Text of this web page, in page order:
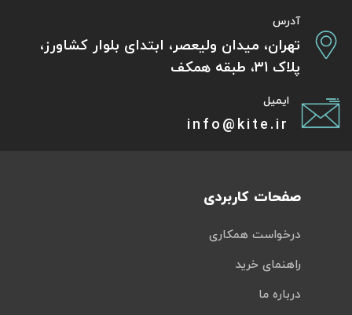
آدرس
تهران، میدان ولیعصر، ابتدای بلوار کشاورز،
پلاک 31، طبقه همکف
ایمیل
info@kite.ir
صفحات کاربردی
درخواست همکاری
راهنمای خرید
درباره ما